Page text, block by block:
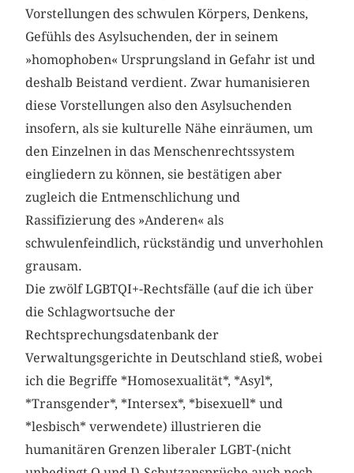
Vorstellungen des schwulen Körpers, Denkens,
Gefühls des Asylsuchenden, der in seinem
»homophoben« Ursprungsland in Gefahr ist und
deshalb Beistand verdient. Zwar humanisieren
diese Vorstellungen also den Asylsuchenden
insofern, als sie kulturelle Nähe einräumen, um
den Einzelnen in das Menschenrechtssystem
eingliedern zu können, sie bestätigen aber
zugleich die Entmenschlichung und
Rassifizierung des »Anderen« als
schwulenfeindlich, rückständig und unverhohlen
grausam.
Die zwölf LGBTQI+-Rechtsfälle (auf die ich über
die Schlagwortsuche der
Rechtsprechungsdatenbank der
Verwaltungsgerichte in Deutschland stieß, wobei
ich die Begriffe *Homosexualität*, *Asyl*,
*Transgender*, *Intersex*, *bisexuell* und
*lesbisch* verwendete) illustrieren die
humanitären Grenzen liberaler LGBT-(nicht